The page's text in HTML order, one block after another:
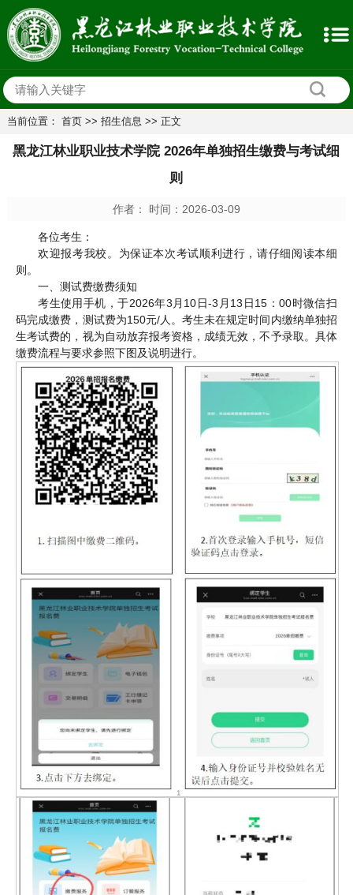
当前位置： 首页>> 招生信息 >> 正文
黑龙江林业职业技术学院 2026年单独招生缴费与考试细
则
作者： 时间：2026-03-09
各位考生：
欢迎报考我校。为保证本次考试顺利进行，请仔细阅读本细
则。
一、测试费缴费须知
考生使用手机，于2026年3月10日-3月13日15：00时微信扫
码完成缴费，测试费为150元/人。考生未在规定时间内缴纳单独招
生考试费的，视为自动放弃报考资格，成绩无效，不予录取。具体
缴费流程与要求参照下图及说明进行。